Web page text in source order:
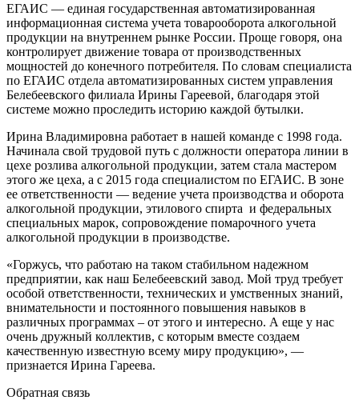
ЕГАИС — единая государственная автоматизированная
информационная система учета товарооборота алкогольной
продукции на внутреннем рынке России. Проще говоря, она
контролирует движение товара от производственных
мощностей до конечного потребителя. По словам специалиста
по ЕГАИС отдела автоматизированных систем управления
Белебеевского филиала Ирины Гареевой, благодаря этой
системе можно проследить историю каждой бутылки.
Ирина Владимировна работает в нашей команде с 1998 года.
Начинала свой трудовой путь с должности оператора линии в
цехе розлива алкогольной продукции, затем стала мастером
этого же цеха, а с 2015 года специалистом по ЕГАИС. В зоне
ее ответственности — ведение учета производства и оборота
алкогольной продукции, этилового спирта и федеральных
специальных марок, сопровождение помарочного учета
алкогольной продукции в производстве.
«Горжусь, что работаю на таком стабильном надежном
предприятии, как наш Белебеевский завод. Мой труд требует
особой ответственности, технических и умственных знаний,
внимательности и постоянного повышения навыков в
различных программах – от этого и интересно. А еще у нас
очень дружный коллектив, с которым вместе создаем
качественную известную всему миру продукцию», —
признается Ирина Гареева.
Обратная связь